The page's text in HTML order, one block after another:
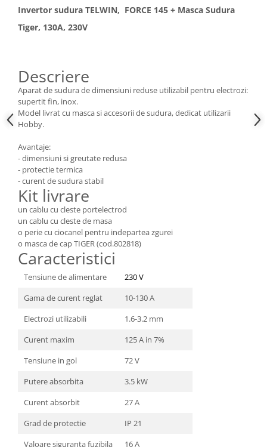
Hote telescopice
Accesorii masini de spalat &
uscatoare
Masini automate de spalat rufe
Masini de spalat rufe cu uscator
Masini de spalat rufe verticale
Uscatoare de rufe
Masini de spalat vase
Masini de spalat vase incorporabile
Masini de spalat vase
independente
Motoburghiu/Foreza pamant
Pachete Incorporabile
Pirostrii & Arzatoare
Semanatoare,Plantatoare
Sere
Sobe pe gaz & electrice
Suflante & Aspiratoare
Aspiratoare
Invertor sudura TELWIN, FORCE 145 + Masca Sudura
Tiger, 130A, 230V
Descriere
Aparat de sudura de dimensiuni reduse utilizabil pentru electrozi:
supertit fin, inox.
Model livrat cu masca si accesorii de sudura, dedicat utilizarii
Hobby.
Avantaje:
- dimensiuni si greutate redusa
- protectie termica
- curent de sudura stabil
Kit livrare
un cablu cu cleste portelectrod
un cablu cu cleste de masa
o perie cu ciocanel pentru indepartea zgurei
o masca de cap TIGER (cod.802818)
Caracteristici
Tensiune de alimentare
230 V
Gama de curent reglat
10-130 A
Electrozi utilizabili
1.6-3.2 mm
Curent maxim
125 A in 7%
Tensiune in gol
72 V
Putere absorbita
3.5 kW
Curent absorbit
27 A
Grad de protectie
IP 21
Valoare siguranta fuzibila
16 A